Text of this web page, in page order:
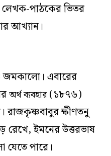
লেখক-পাঠকের ভিতর
আখ্যান।
জমকালো। এবারের
অর্থ ব্যবহার(১৮৭৬)
রাজকৃষ্ণবাবুর ক্ষীণতনু
রেখে, ইমনের উত্তরভাষ
যেতে পারে।